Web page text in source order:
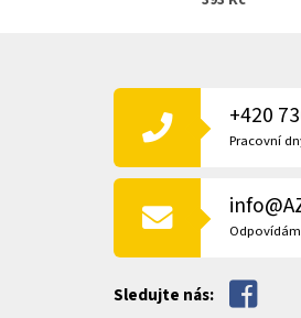
+420
Pracovní
Sledujte nás: